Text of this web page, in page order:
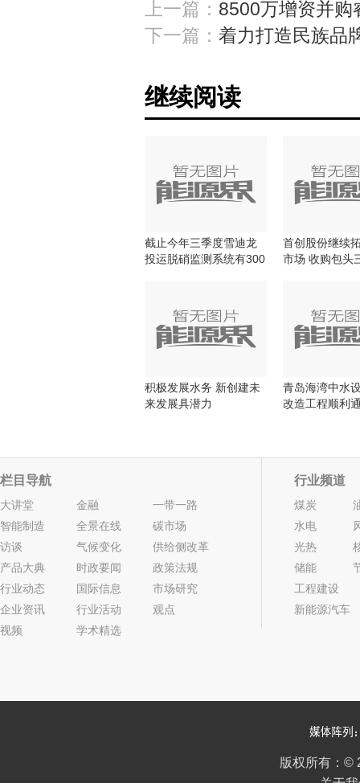
上一篇： 8500万增资并购
下一篇： 着力打造民族品
继续阅读
截止今年三季度雪迪龙
投运脱硝监测系统有300
首创股份继续
市场 收购包头
积极发展水务 新创建未
来发展具潜力
青岛海湾中水
改造工程顺利
栏目导航
大讲堂 金融
一带一路
智能制造
全景在线
碳市场
访谈
气候变化
供给侧改革
产品大典
时政要闻
政策法规
行业动态
国际信息
市场研究
企业资讯
行业活动
观点
视频
学术精选
行业频道
煤炭
水电
光热
储能
工程建设
新能源汽车
版权所有： ©